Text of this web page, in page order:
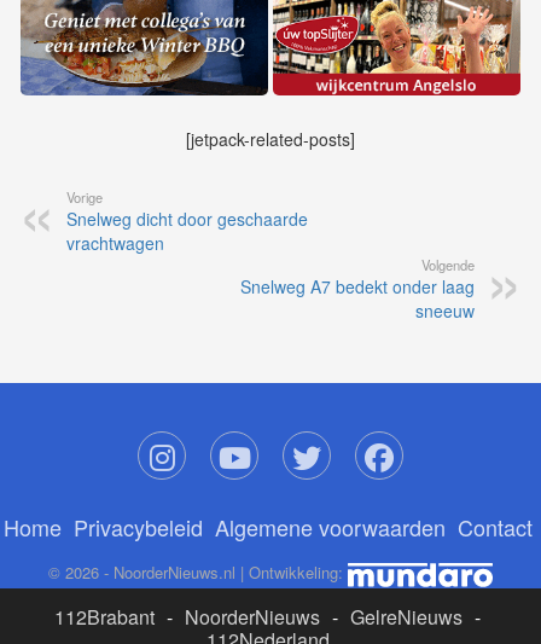
[jetpack-related-posts]
Vorige
Snelweg dicht door geschaarde
vrachtwagen
Volgende
Snelweg A7 bedekt onder laag
sneeuw
Home Privacybeleid Algemene voorwaarden Contact
© 2026 - NoorderNieuws.nl | Ontwikkeling:
112Brabant - NoorderNieuws - GelreNieuws -